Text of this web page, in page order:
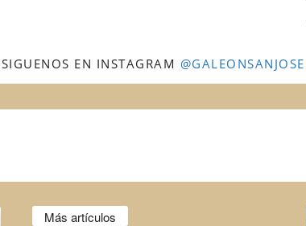
SIGUENOS EN INSTAGRAM @GALEONSANJOSE
Más artículos